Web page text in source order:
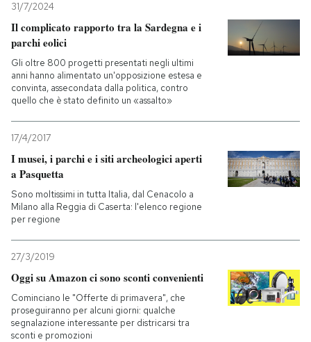
31/7/2024
Il complicato rapporto tra la Sardegna e i
parchi eolici
Gli oltre 800 progetti presentati negli ultimi
anni hanno alimentato un'opposizione estesa e
convinta, assecondata dalla politica, contro
quello che è stato definito un «assalto»
17/4/2017
I musei, i parchi e i siti archeologici aperti
a Pasquetta
Sono moltissimi in tutta Italia, dal Cenacolo a
Milano alla Reggia di Caserta: l'elenco regione
per regione
27/3/2019
Oggi su Amazon ci sono sconti convenienti
Cominciano le "Offerte di primavera", che
proseguiranno per alcuni giorni: qualche
segnalazione interessante per districarsi tra
sconti e promozioni